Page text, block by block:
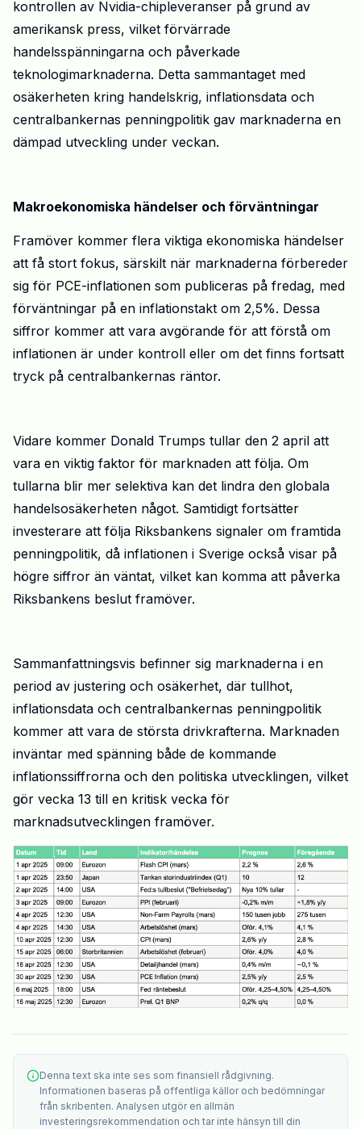
kontrollen av Nvidia-chipleveranser på grund av
amerikansk press, vilket förvärrade
handelsspänningarna och påverkade
teknologimarknaderna. Detta sammantaget med
osäkerheten kring handelskrig, inflationsdata och
centralbankernas penningpolitik gav marknaderna en
dämpad utveckling under veckan.
Makroekonomiska händelser och förväntningar
Framöver kommer flera viktiga ekonomiska händelser
att få stort fokus, särskilt när marknaderna förbereder
sig för PCE-inflationen som publiceras på fredag, med
förväntningar på en inflationstakt om 2,5%. Dessa
siffror kommer att vara avgörande för att förstå om
inflationen är under kontroll eller om det finns fortsatt
tryck på centralbankernas räntor.
Vidare kommer Donald Trumps tullar den 2 april att
vara en viktig faktor för marknaden att följa. Om
tullarna blir mer selektiva kan det lindra den globala
handelsosäkerheten något. Samtidigt fortsätter
investerare att följa Riksbankens signaler om framtida
penningpolitik, då inflationen i Sverige också visar på
högre siffror än väntat, vilket kan komma att påverka
Riksbankens beslut framöver.
Sammanfattningsvis befinner sig marknaderna i en
period av justering och osäkerhet, där tullhot,
inflationsdata och centralbankernas penningpolitik
kommer att vara de största drivkrafterna. Marknaden
inväntar med spänning både de kommande
inflationssiffrorna och den politiska utvecklingen, vilket
gör vecka 13 till en kritisk vecka för
marknadsutvecklingen framöver.
Denna text ska inte ses som finansiell rådgivning.
Informationen baseras på offentliga källor och bedömningar
från skribenten. Analysen utgör en allmän
investeringsrekommendation och tar inte hänsyn till din